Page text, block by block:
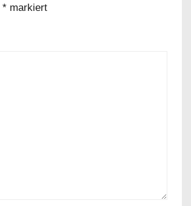
* markiert